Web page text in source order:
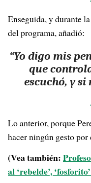
Enseguida, y durante
del programa, añadió:
“Yo digo mis
que
escuchó, y si
Lo anterior, porque
hacer ningún gesto
(Vea también:
al ‘rebelde’,